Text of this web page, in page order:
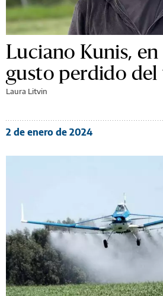
Luciano Kunis,
gusto perdido
Laura Litvin
2 de enero de 2024